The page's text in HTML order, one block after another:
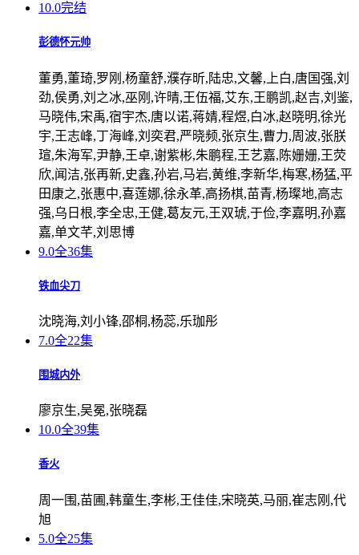
10.0完结
彭德怀元帅
董勇,董琦,罗刚,杨童舒,濮存昕,陆忠,文馨,上白,唐国强,刘
劲,侯勇,刘之冰,巫刚,许晴,王伍福,艾东,王鹏凯,赵吉,刘鉴,
马晓伟,宋禹,宿宇杰,唐以诺,蒋婧,程煜,白冰,赵晓明,徐光
宇,王志峰,丁海峰,刘奕君,严晓频,张京生,曹力,周波,张朕
瑄,朱海军,尹静,王卓,谢紫彬,朱鹏程,王艺嘉,陈姗姗,王荧
欣,闻洁,张再新,史鑫,孙岩,马岩,黄维,李新华,梅寒,杨猛,平
田康之,张惠中,喜莲娜,徐永革,高扬棋,苗青,杨璨地,高志
强,乌日根,李全忠,王健,葛友元,王双琥,于俭,李嘉明,孙嘉
嘉,单文芊,刘思博
9.0全36集
铁血尖刀
沈晓海,刘小锋,邵桐,杨蕊,乐珈彤
7.0全22集
围城内外
廖京生,吴冕,张晓磊
10.0全39集
香火
周一围,苗圃,韩童生,李彬,王佳佳,宋晓英,马丽,崔志刚,代
旭
5.0全25集